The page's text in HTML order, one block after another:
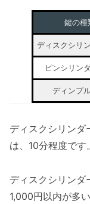
鍵の種
ディスクシリ
ピンシリン
ディンプ
ディスクシリンダ
は、10分程度です。
ディスクシリンダ
1,000円以内が多